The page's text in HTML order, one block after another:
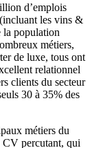
d’emplois
les vins &
la population
métiers,
de luxe, tous ont
relationnel
clients du secteur
30 à 35% des
métiers du
CV percutant, qui